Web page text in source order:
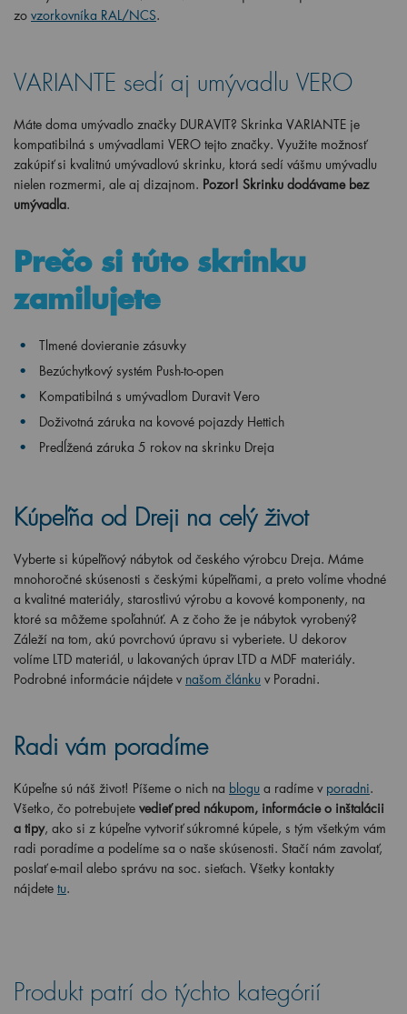
zo vzorkovníka RAL/NCS.
VARIANTE sedí aj umývadlu VERO
Máte doma umývadlo značky DURAVIT? Skrinka VARIANTE je
kompatibilná s umývadlami VERO tejto značky. Využite možnosť
zakúpiť si kvalitnú umývadlovú skrinku, ktorá sedí vášmu umývadlu
nielen rozmermi, ale aj dizajnom. Pozor! Skrinku dodávame bez
umývadla.
Prečo si túto skrinku
zamilujete
Tlmené dovieranie zásuvky
Bezúchytkový systém Push-to-open
Kompatibilná s umývadlom Duravit Vero
Doživotná záruka na kovové pojazdy Hettich
Predĺžená záruka 5 rokov na skrinku Dreja
Kúpeľňa od Dreji na celý život
Vyberte si kúpeľňový nábytok od českého výrobcu Dreja. Máme
mnohoročné skúsenosti s českými kúpeľňami, a preto volíme vhodné
a kvalitné materiály, starostlivú výrobu a kovové komponenty, na
ktoré sa môžeme spoľahnúť. A z čoho že je nábytok vyrobený?
Záleží na tom, akú povrchovú úpravu si vyberiete. U dekorov
volíme LTD materiál, u lakovaných úprav LTD a MDF materiály.
Podrobné informácie nájdete v našom článku v Poradni.
Radi vám poradíme
Kúpeľne sú náš život! Píšeme o nich na blogu a radíme v poradni.
Všetko, čo potrebujete vedieť pred nákupom, informácie o inštalácii
a tipy, ako si z kúpeľne vytvoriť súkromné kúpele, s tým všetkým vám
radi poradíme a podelíme sa o naše skúsenosti. Stačí nám zavolať,
poslať e-mail alebo správu na soc. sieťach. Všetky kontakty
nájdete tu.
Produkt patrí do týchto kategórií